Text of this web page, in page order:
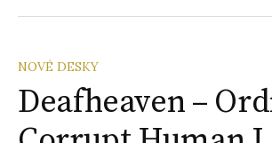
NOVÉ DESKY
Deafheaven –